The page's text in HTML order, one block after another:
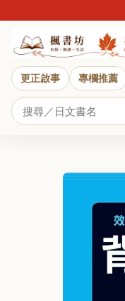
更正啟事 專欄推薦